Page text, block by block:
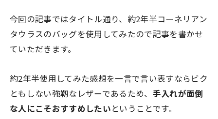
今回の記事ではタイトル通り、 約2年半コーネリアン
タウラスのバッグを使用してみたので記事を書かせ
ていただきます。
約2年半使用してみた感想を一言で言い表すなら ビク
ともしない強靭なレザーであるため、 手入れが面倒
な人にこそおすすめしたいということです。